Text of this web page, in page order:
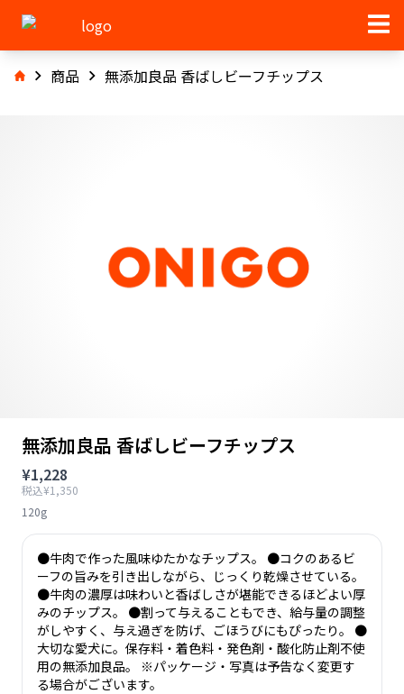
商品 無添加良品 香ばしビーフチップス
無添加良品 香ばしビーフチップス
¥1,228
税込¥1,350
120g
●牛肉で作った風味ゆたかなチップス。 ●コクのあるビ
ーフの旨みを引き出しながら、じっくり乾燥させている。
●牛肉の濃厚は味わいと香ばしさが堪能できるほどよい厚
みのチップス。 ●割って与えることもでき、給与量の調整
がしやすく、与え過ぎを防げ、ごほうびにもぴったり。 ●
大切な愛犬に。保存料・着色料・発色剤・酸化防止剤不使
用の無添加良品。 ※パッケージ・写真は予告なく変更す
る場合がございます。